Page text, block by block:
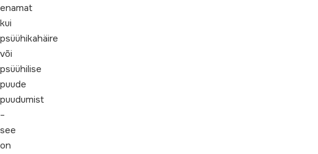
enamat
kui
psüühikahäire
või
psüühilise
puude
puudumist
–
see
on